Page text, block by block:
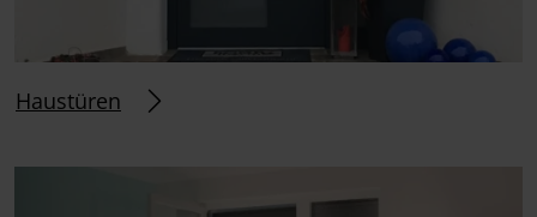
Haustüren